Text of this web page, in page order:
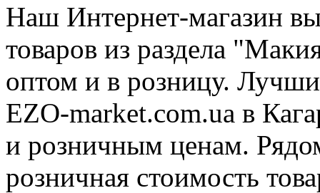
Наш Интернет-магазин
товаров из раздела
оптом и в розницу.
EZO-market.com.ua в
и розничным ценам.
розничная стоимость